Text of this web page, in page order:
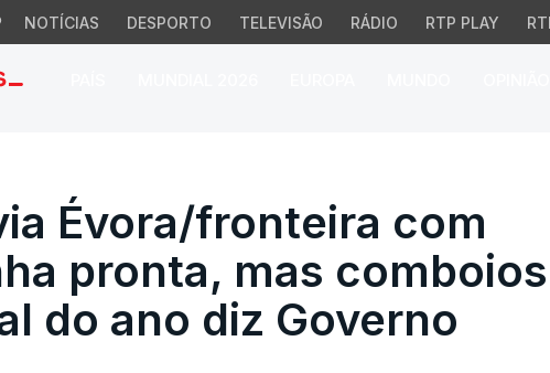
NOTÍCIAS DESPORTO TELEVISÃO RÁDIO RTP PLAY
Évora/fronteira com
Évora/fronteira com
pronta, mas
do ano diz Governo